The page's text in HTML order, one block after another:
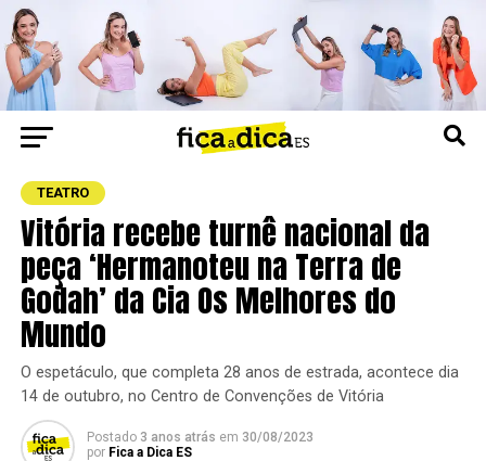
TEATRO
Vitória recebe turnê nacional da
peça ‘Hermanoteu na Terra de
Godah’ da Cia Os Melhores do
Mundo
O espetáculo, que completa 28 anos de estrada, acontece dia
14 de outubro, no Centro de Convenções de Vitória
Postado 3 anos atrás em 30/08/2023
por Fica a Dica ES